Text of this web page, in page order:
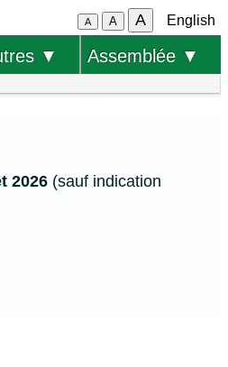
A A A English
▼ Assemblée ▼
2026 (sauf indication